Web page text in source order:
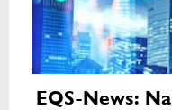
EQS-News: